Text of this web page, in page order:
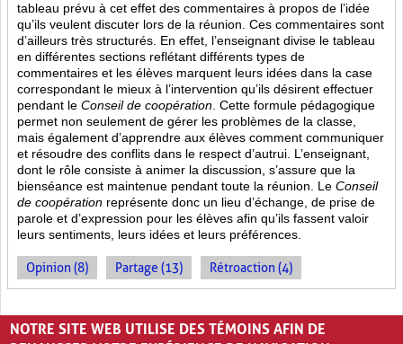
tableau prévu à cet effet des commentaires à propos de l’idée
qu’ils veulent discuter lors de la réunion. Ces commentaires sont
d’ailleurs très structurés. En effet, l’enseignant divise le tableau
en différentes sections reflétant différents types de
commentaires et les élèves marquent leurs idées dans la case
correspondant le mieux à l’intervention qu’ils désirent effectuer
pendant le Conseil de coopération . Cette formule pédagogique
permet non seulement de gérer les problèmes de la classe,
mais également d’apprendre aux élèves comment communiquer
et résoudre des conflits dans le respect d’autrui. L’enseignant,
dont le rôle consiste à animer la discussion, s’assure que la
bienséance est maintenue pendant toute la réunion. Le Conseil
de coopération représente donc un lieu d’échange, de prise de
parole et d’expression pour les élèves afin qu’ils fassent valoir
leurs sentiments, leurs idées et leurs préférences.
Opinion (8) Partage (13) Rétroaction (4)
PAGES
« ‹ 1 2 3
NOTRE SITE WEB UTILISE DES TÉMOINS AFIN DE